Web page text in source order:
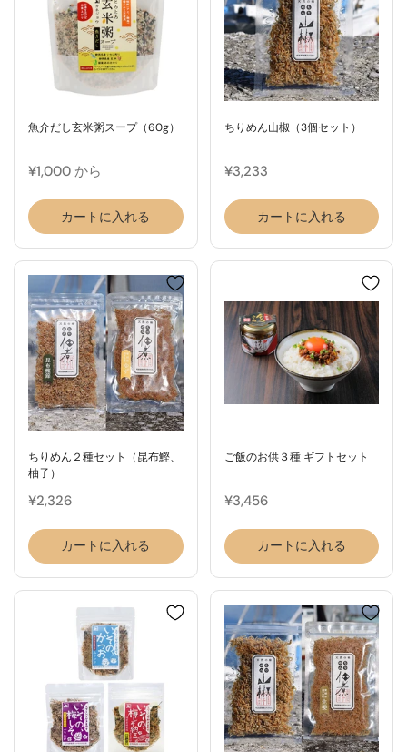
魚介だし玄米粥スープ（60g）
¥1,000 から
カートに入れる
ちりめん山椒（3個セット）
¥3,233
カートに入れる
ちりめん２種セット（昆布鰹、
柚子）
¥2,326
カートに入れる
ご飯のお供３種 ギフトセット
¥3,456
カートに入れる